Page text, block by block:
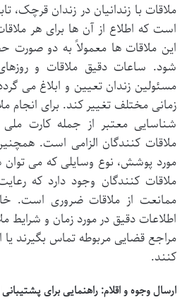
ملاقات با زندانیان در زندان قرچک،
است که اطلاع از آن ها برای هر
این ملاقات ها معمولاً به دو صورت
شود. ساعات دقیق ملاقات و
مسئولین زندان تعیین و ابلاغ می
زمانی مختلف تغییر کند. برای انجام
شناسایی معتبر از جمله کارت
ملاقات کنندگان الزامی است.
مورد پوشش، نوع وسایلی که می
ملاقات کنندگان وجود دارد که
ممانعت از ملاقات ضروری است.
اطلاعات دقیق در مورد زمان و شرایط
مراجع قضایی مربوطه تماس بگیرند
کنند.
ارسال وجوه و اقلام: راهنمایی برای پشتیبانی